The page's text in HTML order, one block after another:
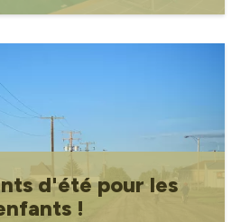
d'été pour les
!